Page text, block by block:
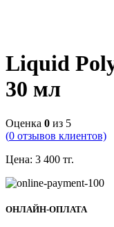
Liquid
30 мл
Оценка 0 из 5
(0 отзывов клиентов)
Цена: 3 400 тг.
ОНЛАЙН-ОПЛАТА